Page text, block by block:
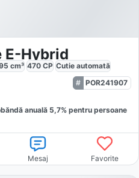
E-Hybrid
cm³ 470 CP Cutie automată
POR241907
anuală 5,7% pentru persoane
Mesaj Favorite